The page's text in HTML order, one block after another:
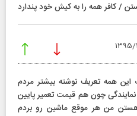
/ كافر همه را به كیش خود پندارد
همه تعریف نوشته بیشتر مردم
چون هم قیمت تعمیر پایین
من هر موقع ماشین رو بردم